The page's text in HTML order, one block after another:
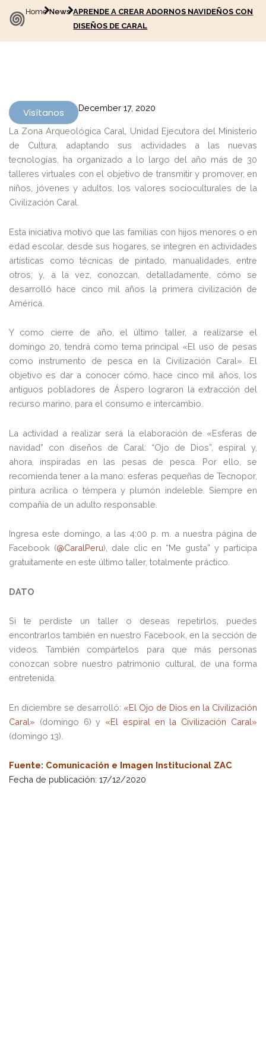
Home News APRENDE A CREAR ADORNOS NAVIDEÑOS CON
DISEÑOS DE CARAL
Visítanos December 17, 2020
La Zona Arqueológica Caral, Unidad Ejecutora del Ministerio
de Cultura, adaptando sus actividades a las nuevas
tecnologías, ha organizado a lo largo del año más de 30
talleres virtuales con el objetivo de transmitir y promover, en
niños, jóvenes y adultos, los valores socioculturales de la
Civilización Caral.
Esta iniciativa motivó que las familias con hijos menores o en
edad escolar, desde sus hogares, se integren en actividades
artísticas como técnicas de pintado, manualidades, entre
otros; y, a la vez, conozcan, detalladamente, cómo se
desarrolló hace cinco mil años la primera civilización de
América.
Y como cierre de año, el último taller, a realizarse el
domingo 20, tendrá como tema principal «El uso de pesas
como instrumento de pesca en la Civilización Caral» . El
objetivo es dar a conocer cómo, hace cinco mil años, los
antiguos pobladores de Áspero lograron la extracción del
recurso marino, para el consumo e intercambio.
La actividad a realizar será la elaboración de «Esferas de
navidad” con diseños de Caral: “Ojo de Dios”, espiral y,
ahora, inspiradas en las pesas de pesca. Por ello, se
recomienda tener a la mano: esferas pequeñas de Tecnopor,
pintura acrílica o témpera y plumón indeleble. Siempre en
compañía de un adulto responsable.
Ingresa este domingo, a las 4:00 p. m. a nuestra página de
Facebook (@CaralPeru), dale clic en “Me gusta” y participa
gratuitamente en este último taller, totalmente práctico.
DATO
Si te perdiste un taller o deseas repetirlos, puedes
encontrarlos también en nuestro Facebook, en la sección de
videos. También compártelos para que más personas
conozcan sobre nuestro patrimonio cultural, de una forma
entretenida.
En diciembre se desarrolló: «El Ojo de Dios en la Civilización
Caral» (domingo 6) y «El espiral en la Civilización Caral»
(domingo 13).
Fuente: Comunicación e Imagen Institucional ZAC
Fecha de publicación: 17/12/2020